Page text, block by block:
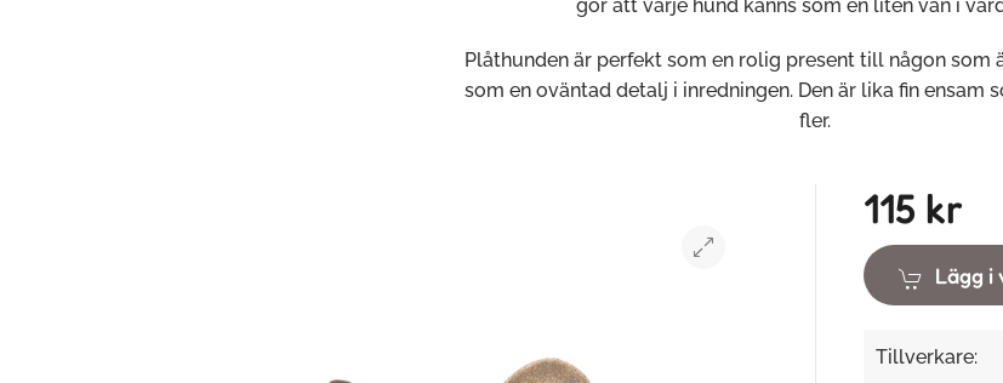
gör att varje hund känns som en liten vän i
Plåthunden är perfekt som en rolig present till någon som
som en oväntad detalj i inredningen. Den är lika fin ensam
fler.
115 kr
Lägg i
Tillverkare: